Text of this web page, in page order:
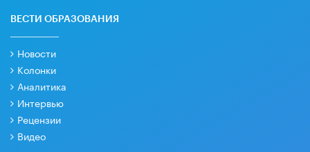
ВЕСТИ ОБРАЗОВАНИЯ
Новости
Колонки
Аналитика
Интервью
Рецензии
Видео